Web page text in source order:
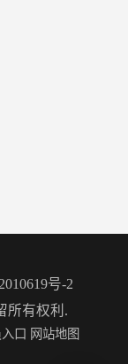
号-2
所有权利.
口 网站地图